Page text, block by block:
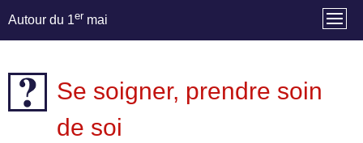
Autour du 1er mai
Se soigner, prendre soin
de soi